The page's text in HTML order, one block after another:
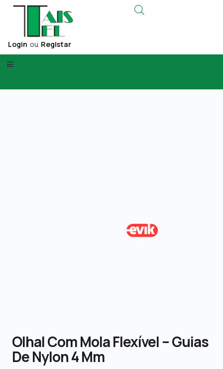
Login ou Registar
Olhal Com Mola Flexível – Guias
De Nylon 4 Mm